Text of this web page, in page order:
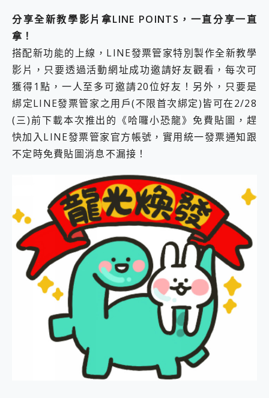
分享全新教學影片拿LINE POINTS，一直分享一直
拿！
搭配新功能的上線，LINE發票管家特別製作全新教學
影片，只要透過活動網址成功邀請好友觀看，每次可
獲得1點，一人至多可邀請20位好友！另外，只要是
綁定LINE發票管家之用戶(不限首次綁定)皆可在2/28
(三)前下載本次推出的《哈囉小恐龍》免費貼圖，趕
快加入LINE發票管家官方帳號，實用統一發票通知跟
不定時免費貼圖消息不漏接！